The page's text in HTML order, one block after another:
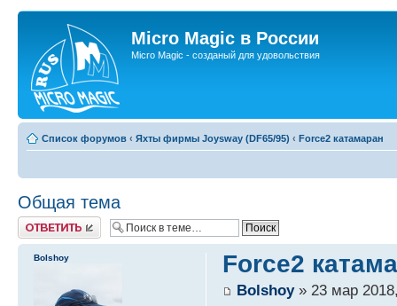
Micro Magic в России
Micro Magic - созданый для удовольствия
Список форумов ‹ Яхты фирмы Joysway (DF65/95) ‹ Force2 катамаран
Общая тема
Ответить
Force2
Bolshoy» 23 мар
Bolshoy